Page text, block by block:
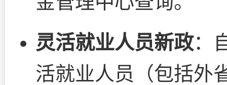
灵活就业人员新政：
活就业人员（包括外